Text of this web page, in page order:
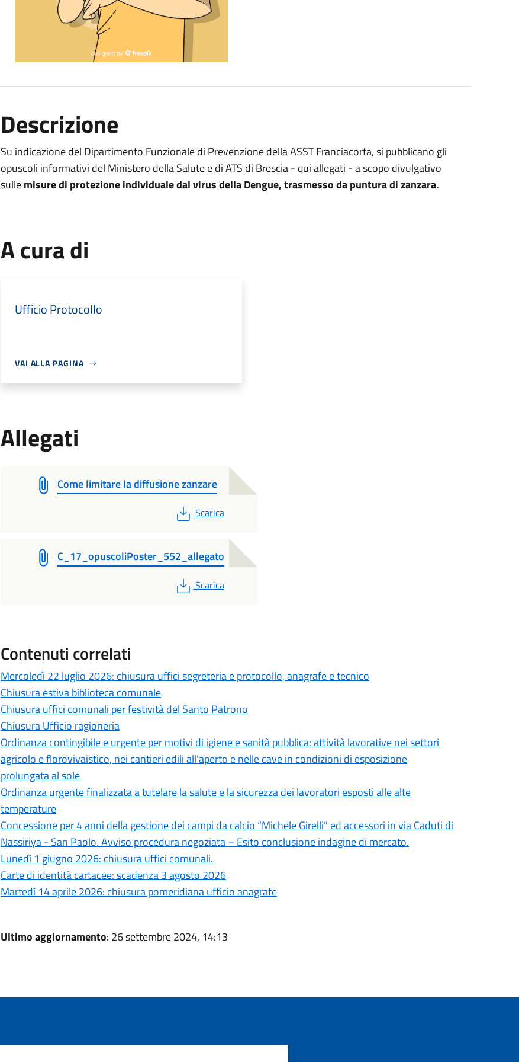
Descrizione
Su indicazione del Dipartimento Funzionale di Prevenzione della ASST Franciacorta, si pubblicano gli
opuscoli informativi del Ministero della Salute e di ATS di Brescia - qui allegati - a scopo divulgativo
sullemisure di protezione individuale dal virus della Dengue, trasmesso da puntura di zanzara.
A cura di
Ufficio Protocollo
VAI ALLA PAGINA
Allegati
Come limitare la diffusione zanzare
PDF
Scarica
C_17_opuscoliPoster_552_allegato
PDF
Scarica
Contenuti correlati
Mercoledì 22 luglio 2026: chiusura uffici segreteria e protocollo, anagrafe e tecnico
Chiusura estiva biblioteca comunale
Chiusura uffici comunali per festività del Santo Patrono
Chiusura Ufficio ragioneria
Ordinanza contingibile e urgente per motivi di igiene e sanità pubblica: attività lavorative nei settori
agricolo e florovivaistico, nei cantieri edili all'aperto e nelle cave in condizioni di esposizione
prolungata al sole
Ordinanza urgente finalizzata a tutelare la salute e la sicurezza dei lavoratori esposti alle alte
temperature
Concessione per 4 anni della gestione dei campi da calcio “Michele Girelli” ed accessori in via Caduti di
Nassiriya - San Paolo. Avviso procedura negoziata – Esito conclusione indagine di mercato.
Lunedì 1 giugno 2026: chiusura uffici comunali.
Carte di identità cartacee: scadenza 3 agosto 2026
Martedì 14 aprile 2026: chiusura pomeridiana ufficio anagrafe
Ultimo aggiornamento: 26 settembre 2024, 14:13